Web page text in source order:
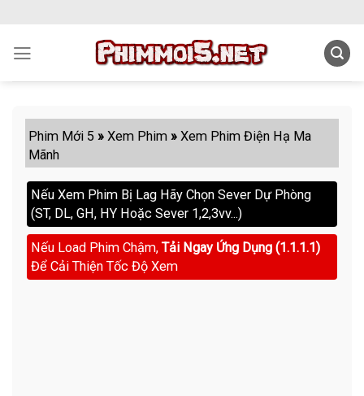
content
Phim Mới 5 »Xem Phim »Xem Phim Điện Hạ Ma
Mãnh
Nếu Xem Phim Bị Lag Hãy Chọn Sever Dự Phòng
(ST, DL, GH, HY Hoặc Sever 1,2,3vv...)
Nếu Load Phim Chậm, Tải Ngay Ứng Dụng (1.1.1.1)
Để Cải Thiện Tốc Độ Xem